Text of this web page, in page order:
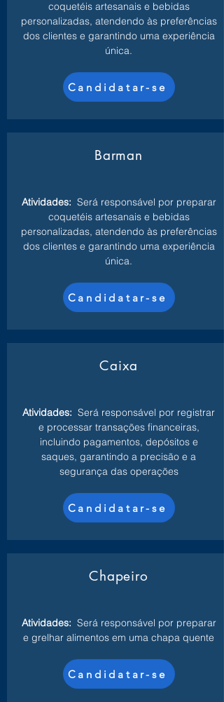
coquetéis artesanais e bebidas
personalizadas, atendendo às preferências
dos clientes e garantindo uma experiência
única.
Candidatar-se
Barman
Atividades: Será responsável por preparar
coquetéis artesanais e bebidas
personalizadas, atendendo às preferências
dos clientes e garantindo uma experiência
única.
Candidatar-se
Caixa
Atividades: Será responsável por registrar
e processar transações financeiras,
incluindo pagamentos, depósitos e
saques, garantindo a precisão e a
segurança das operações
Candidatar-se
Chapeiro
Atividades: Será responsável por preparar
e grelhar alimentos em uma chapa quente
Candidatar-se